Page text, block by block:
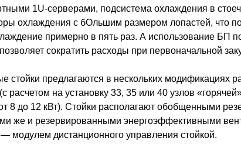
1U-серверами, подсистема охлаждения в
охлаждения с бОльшим размером лопастей, что
примерно в пять раз. А использование БП
сократить расходы при первоначальной
стойки предлагаются в нескольких модификациях
расчетом на установку 33, 35 или 40 узлов
8 до 12 кВт). Стойки располагают обобщенными
же и резервированными энергоэффективными
модулем дистанционного управления стойкой.